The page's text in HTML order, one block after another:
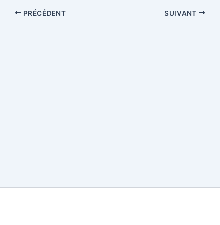
PRÉCÉDENT SUIVANT